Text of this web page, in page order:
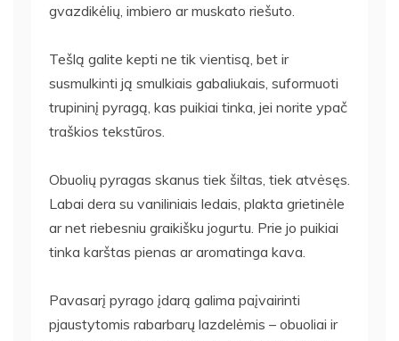
gvazdikėlių, imbiero ar muskato riešuto.
Tešlą galite kepti ne tik vientisą, bet ir
susmulkinti ją smulkiais gabaliukais, suformuoti
trupininį pyragą, kas puikiai tinka, jei norite ypač
traškios tekstūros.
Obuolių pyragas skanus tiek šiltas, tiek atvėsęs.
Labai dera su vaniliniais ledais, plakta grietinėle
ar net riebesniu graikišku jogurtu. Prie jo puikiai
tinka karštas pienas ar aromatinga kava.
Pavasarį pyrago įdarą galima paįvairinti
pjaustytomis rabarbarų lazdelėmis – obuoliai ir